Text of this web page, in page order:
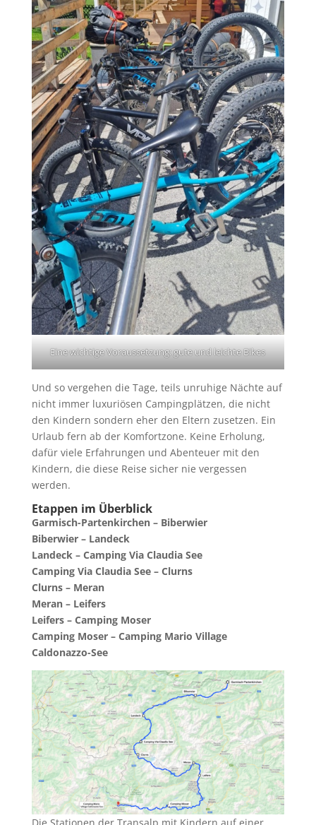
Eine wichtige Voraussetzung: gute und leichte Bikes
Und so vergehen die Tage, teils unruhige Nächte auf
nicht immer luxuriösen Campingplätzen, die nicht
den Kindern sondern eher den Eltern zusetzen. Ein
Urlaub fern ab der Komfortzone. Keine Erholung,
dafür viele Erfahrungen und Abenteuer mit den
Kindern, die diese Reise sicher nie vergessen
werden.
Etappen im Überblick
Garmisch-Partenkirchen – Biberwier
Biberwier – Landeck
Landeck – Camping Via Claudia See
Camping Via Claudia See – Clurns
Clurns – Meran
Meran – Leifers
Leifers – Camping Moser
Camping Moser – Camping Mario Village
Caldonazzo-See